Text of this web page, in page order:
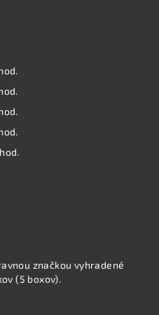
značkou vyhradené
(5 boxov).